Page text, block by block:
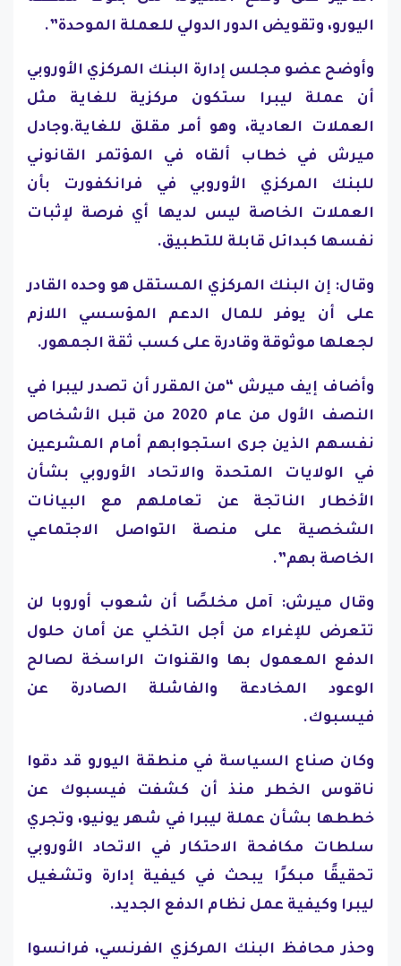
اليورو، وتقويض الدور الدولي للعملة الموحدة”.
وأوضح عضو مجلس إدارة البنك المركزي الأوروبي
أن عملة ليبرا ستكون مركزية للغاية مثل
العملات العادية، وهو أمر مقلق للغاية.وجادل
ميرش في خطاب ألقاه في المؤتمر القانوني
للبنك المركزي الأوروبي في فرانكفورت بأن
العملات الخاصة ليس لديها أي فرصة لإثبات
نفسها كبدائل قابلة للتطبيق.
وقال: إن البنك المركزي المستقل هو وحده القادر
على أن يوفر للمال الدعم المؤسسي اللازم
لجعلها موثوقة وقادرة على كسب ثقة الجمهور.
وأضاف إيف ميرش “من المقرر أن تصدر ليبرا في
النصف الأول من عام 2020 من قبل الأشخاص
نفسهم الذين جرى استجوابهم أمام المشرعين
في الولايات المتحدة والاتحاد الأوروبي بشأن
الأخطار الناتجة عن تعاملهم مع البيانات
الشخصية على منصة التواصل الاجتماعي
الخاصة بهم”.
وقال ميرش: آمل مخلصًا أن شعوب أوروبا لن
تتعرض للإغراء من أجل التخلي عن أمان حلول
الدفع المعمول بها والقنوات الراسخة لصالح
الوعود المخادعة والفاشلة الصادرة عن
فيسبوك.
وكان صناع السياسة في منطقة اليورو قد دقوا
ناقوس الخطر منذ أن كشفت فيسبوك عن
خططها بشأن عملة ليبرا في شهر يونيو، وتجري
سلطات مكافحة الاحتكار في الاتحاد الأوروبي
تحقيقًا مبكرًا يبحث في كيفية إدارة وتشغيل
ليبرا وكيفية عمل نظام الدفع الجديد.
وحذر محافظ البنك المركزي الفرنسي، فرانسوا